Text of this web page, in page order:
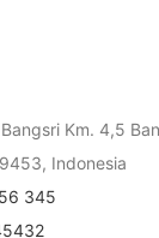
Km. 4,5
Indonesia
345